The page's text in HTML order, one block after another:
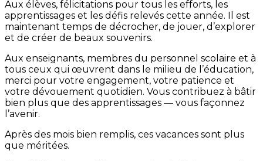
Aux élèves, félicitations pour tous les efforts, les
apprentissages et les défis relevés cette année. Il est
maintenant temps de décrocher, de jouer, d’explorer
et de créer de beaux souvenirs.
Aux enseignants, membres du personnel scolaire et à
tous ceux qui œuvrent dans le milieu de l’éducation,
merci pour votre engagement, votre patience et
votre dévouement quotidien. Vous contribuez à bâtir
bien plus que des apprentissages — vous façonnez
l’avenir.
Après des mois bien remplis, ces vacances sont plus
que méritées.